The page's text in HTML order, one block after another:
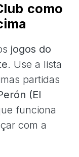
como
jogos do
. Use a lista
partidas
(El
funciona
com a